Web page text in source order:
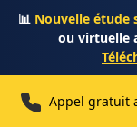
📊 Nouvelle étude
ou virtuelle
Appel gratuit